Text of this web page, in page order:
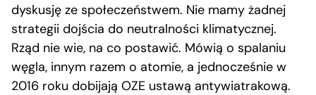
dyskusję ze społeczeństwem. Nie mamy żadnej
strategii dojścia do neutralności klimatycznej.
Rząd nie wie, na co postawić. Mówią o spalaniu
węgla, innym razem o atomie, a jednocześnie w
2016 roku dobijają OZE ustawą antywiatrakową.